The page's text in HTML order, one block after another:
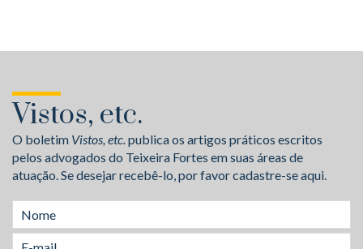
Vistos, etc.
O boletim Vistos, etc.publica os artigos práticos escritos
pelos advogados do Teixeira Fortes em suas áreas de
atuação. Se desejar recebê-lo, por favor cadastre-se aqui.